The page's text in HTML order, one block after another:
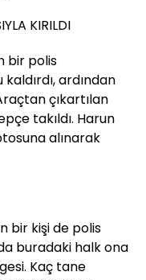
KIRILDI
bir polis
ardından
çıkartılan
takıldı. Harun
alınarak
bir kişi de polis
buradaki halk ona
Kaç tane